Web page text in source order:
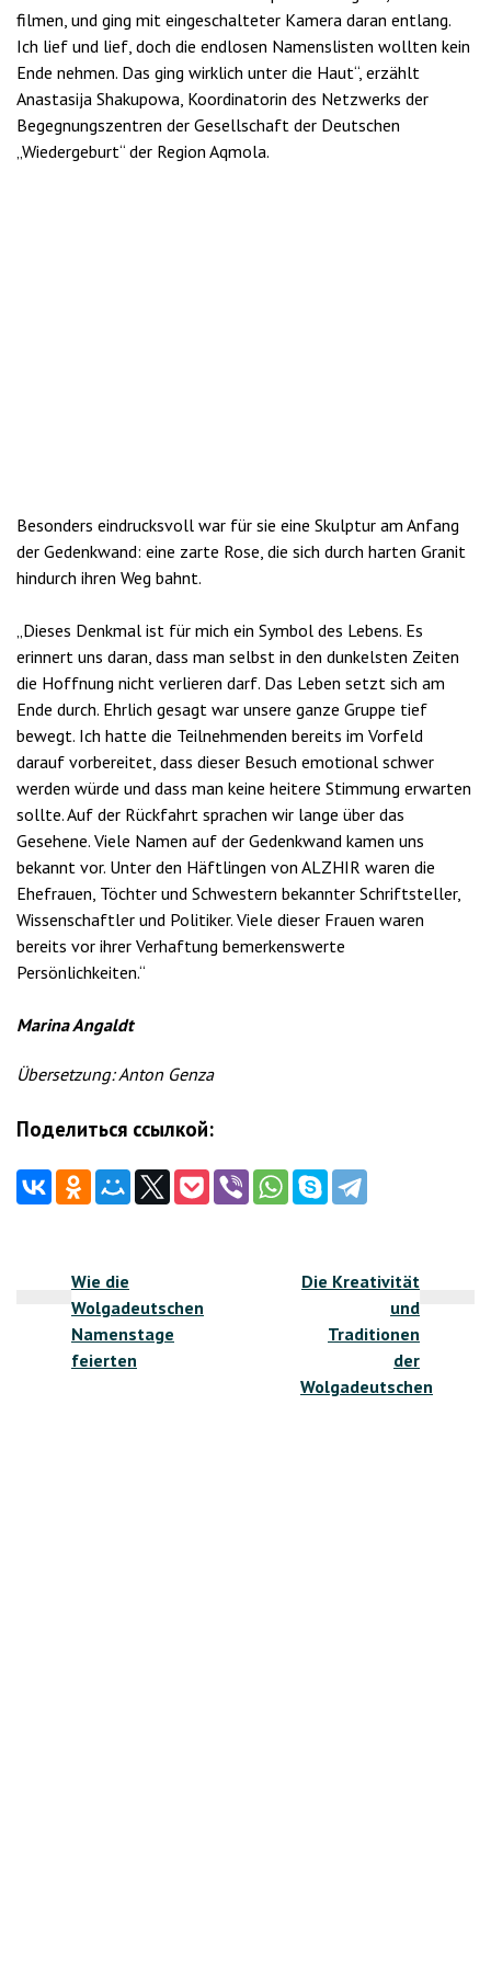
filmen, und ging mit eingeschalteter Kamera daran entlang.
Ich lief und lief, doch die endlosen Namenslisten wollten kein
Ende nehmen. Das ging wirklich unter die Haut“, erzählt
Anastasija Shakupowa, Koordinatorin des Netzwerks der
Begegnungszentren der Gesellschaft der Deutschen
„Wiedergeburt“ der Region Aqmola.
Besonders eindrucksvoll war für sie eine Skulptur am Anfang
der Gedenkwand: eine zarte Rose, die sich durch harten Granit
hindurch ihren Weg bahnt.
„Dieses Denkmal ist für mich ein Symbol des Lebens. Es
erinnert uns daran, dass man selbst in den dunkelsten Zeiten
die Hoffnung nicht verlieren darf. Das Leben setzt sich am
Ende durch. Ehrlich gesagt war unsere ganze Gruppe tief
bewegt. Ich hatte die Teilnehmenden bereits im Vorfeld
darauf vorbereitet, dass dieser Besuch emotional schwer
werden würde und dass man keine heitere Stimmung erwarten
sollte. Auf der Rückfahrt sprachen wir lange über das
Gesehene. Viele Namen auf der Gedenkwand kamen uns
bekannt vor. Unter den Häftlingen von ALZHIR waren die
Ehefrauen, Töchter und Schwestern bekannter Schriftsteller,
Wissenschaftler und Politiker. Viele dieser Frauen waren
bereits vor ihrer Verhaftung bemerkenswerte
Persönlichkeiten.“
Marina Angaldt
Übersetzung: Anton Genza
Поделиться ссылкой:
Wie die
Wolgadeutschen
Namenstage
feierten
Die Kreativität
und
Traditionen
der
Wolgadeutschen